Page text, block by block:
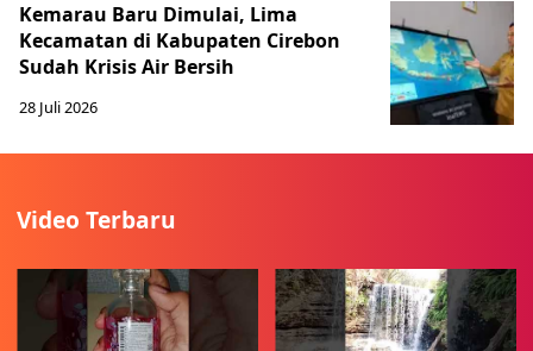
Kemarau Baru Dimulai, Lima
Kecamatan di Kabupaten Cirebon
Sudah Krisis Air Bersih
28 Juli 2026
Video Terbaru